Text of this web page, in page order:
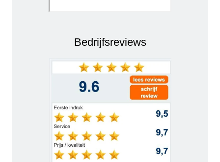
Bedrijfsreviews